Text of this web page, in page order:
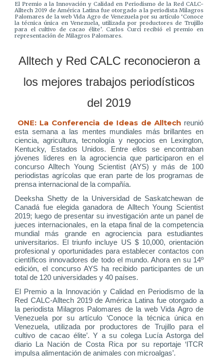
El Premio a la Innovación y Calidad en Periodismo de la Red CALC-
Alltech 2019 de América Latina fue otorgado a la periodista Milagros
Palomares de la web Vida Agro de Venezuela por su artículo ‘Conoce
la técnica única en Venezuela, utilizada por productores de Trujillo
para el cultivo de cacao élite’.Carlos Curci recibió el premio en
representación de Milagros Palomares.
Alltech y Red CALC reconocieron a
los mejores trabajos periodísticos
del 2019
ONE: La Conferencia de Ideas de Alltech reunió
esta semana a las mentes mundiales más brillantes en
ciencia, agricultura, tecnología y negocios en Lexington,
Kentucky, Estados Unidos. Entre ellos se encontraban
jóvenes líderes en la agrociencia que participaron en el
concurso Alltech Young Scientist (AYS) y más de 100
periodistas agrícolas que eran parte de los programas de
prensa internacional de la compañía.
Deeksha Shetty de la Universidad de Saskatchewan de
Canadá fue elegida ganadora de Alltech Young Scientist
2019; luego de presentar su investigación ante un panel de
jueces internacionales, en la etapa final de la competencia
mundial más grande en agrociencia para estudiantes
universitarios. El triunfo incluye US $ 10,000, orientación
profesional y oportunidades para establecer contactos con
científicos innovadores de todo el mundo. Ahora en su 14º
edición, el concurso AYS ha recibido participantes de un
total de 120 universidades y 40 países.
El Premio a la Innovación y Calidad en Periodismo de la
Red CALC-Alltech 2019 de América Latina fue otorgado a
la periodista Milagros Palomares de la web Vida Agro de
Venezuela por su artículo ‘Conoce la técnica única en
Venezuela, utilizada por productores de Trujillo para el
cultivo de cacao élite’. Y a su colega Lucía Astorga del
diario La Nación de Costa Rica por su reportaje ‘ITCR
impulsa alimentación de animales con microalgas’.